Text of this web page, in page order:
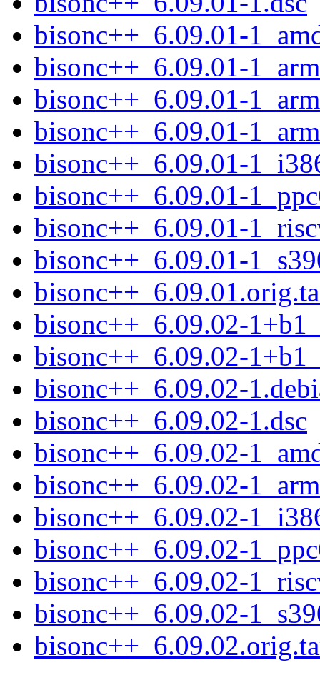
bisonc++_6.09.01-
bisonc++_6.09.01-
bisonc++_6.09.01-
bisonc++_6.09.01-
bisonc++_6.09.01-
bisonc++_6.09.01-
bisonc++_6.09.01-
bisonc++_6.09.01-
bisonc++_6.09.02-
bisonc++_6.09.02-
bisonc++_6.09.02-
bisonc++_6.09.02-1.dsc
bisonc++_6.09.02-
bisonc++_6.09.02-
bisonc++_6.09.02-
bisonc++_6.09.02-
bisonc++_6.09.02-
bisonc++_6.09.02-